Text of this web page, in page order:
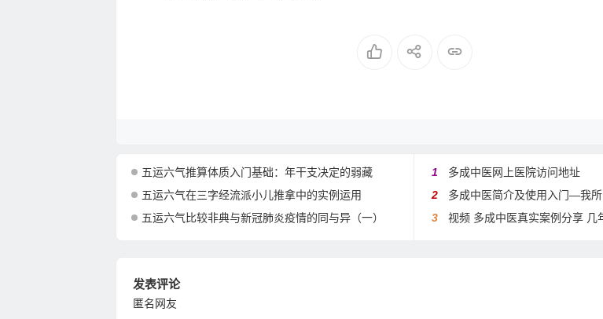
五运六气推算体质入门基础：年干支决定的弱藏
五运六气在三字经流派小儿推拿中的实例运用
五运六气比较非典与新冠肺炎疫情的同与异（一）
1
多成中医网上医院访问地址
2
多成中医简介及使用入门—我
3
视频 多成中医真实案例分享 几
发表评论
匿名网友